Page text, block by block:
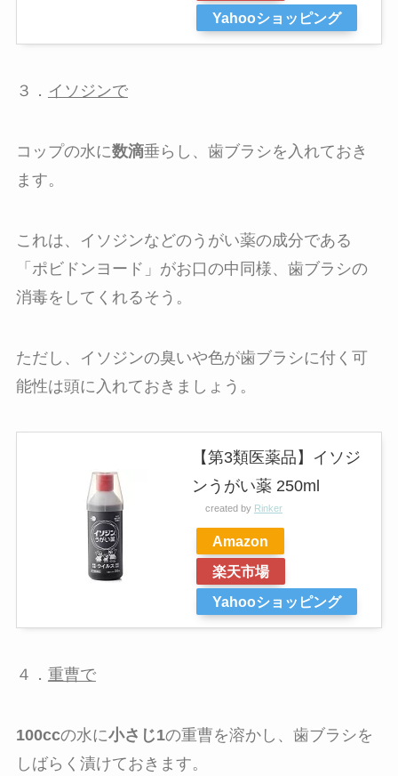
Yahooショッピング
３． イソジンで
コップの水に数滴垂らし、歯ブラシを入れておき
ます。
これは、イソジンなどのうがい薬の成分である
「ポビドンヨード」がお口の中同様、歯ブラシの
消毒をしてくれるそう。
ただし、イソジンの臭いや色が歯ブラシに付く可
能性は頭に入れておきましょう。
【第3類医薬品】イソジ
ンうがい薬 250ml
created by Rinker
Amazon
楽天市場
Yahooショッピング
４． 重曹で
100ccの水に小さじ1の重曹を溶かし、歯ブラシを
しばらく漬けておきます。